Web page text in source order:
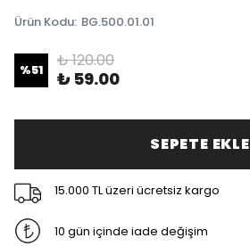
Ürün Kodu: BG.500.01.01
%51 ₺ 120.00
₺ 59.00
SEPETE EKLE
15.000 TL üzeri ücretsiz kargo
10 gün içinde iade değişim